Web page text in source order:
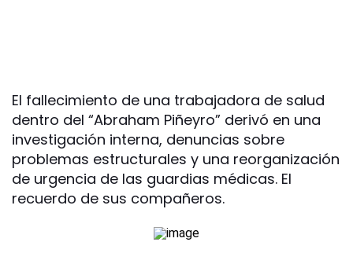
El fallecimiento de una trabajadora de salud
dentro del “Abraham Piñeyro” derivó en una
investigación interna, denuncias sobre
problemas estructurales y una reorganización
de urgencia de las guardias médicas. El
recuerdo de sus compañeros.